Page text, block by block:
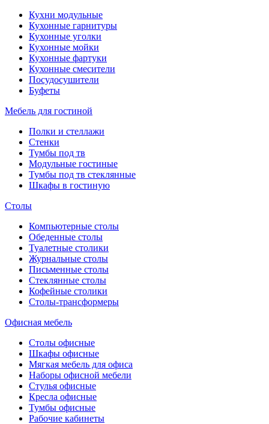
Кухни модульные
Кухонные гарнитуры
Кухонные уголки
Кухонные мойки
Кухонные фартуки
Кухонные смесители
Посудосушители
Буфеты
Мебель для гостиной
Полки и стеллажи
Стенки
Тумбы под тв
Модульные гостиные
Тумбы под тв стеклянные
Шкафы в гостиную
Столы
Компьютерные столы
Обеденные столы
Туалетные столики
Журнальные столы
Письменные столы
Стеклянные столы
Кофейные столики
Столы-трансформеры
Офисная мебель
Столы офисные
Шкафы офисные
Мягкая мебель для офиса
Наборы офисной мебели
Стулья офисные
Кресла офисные
Тумбы офисные
Рабочие кабинеты